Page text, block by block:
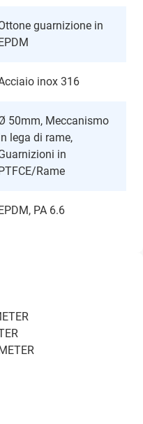
guarnizione in
EPDM
inox 316
50mm, Meccanismo
lega di rame,
in
PTFCE/Rame
EPDM, PA 6.6